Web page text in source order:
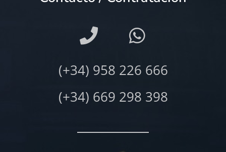
(+34) 958 226 666
(+34) 669 298 398